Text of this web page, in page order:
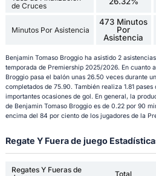
de Cruces
Minutos Por Asistencia
473 Minutos
Por
Asistencia
Benjamin Tomaso Broggio ha asistido 2
temporada de Premiership 2025/2026. En cuanto
Broggio pasa el balón unas 26.50 veces durante
completados de 75.90. También realiza 1.81
importantes ocasiones de gol. En general, la
de Benjamin Tomaso Broggio es de 0.22 por 90
encima del 84 por ciento de los jugadores de la
Regate Y Fuera de juego
Regates Y Fueras de
Total